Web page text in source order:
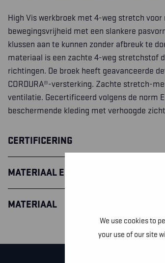
We use cookies to
your use of our site
High Vis werkbroek met 4-weg stretch
bewegingsvrijheid met een slankere
klussen aan te kunnen zonder afbreuk te
materiaal is een zachte 4-weg stretchstof
richtingen. De broek heeft geavanceerde
CORDURA®-versterking. Zachte stretch-
ventilatie. Gecertificeerd volgens de norm
beschermende kleding met verhoogde
CERTIFICERING
MATERIAAL EN WASVOORSCHRIFTEN
MATERIAAL